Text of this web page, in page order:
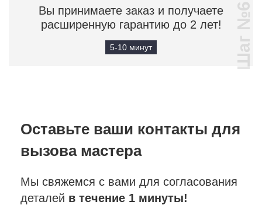
Вы принимаете заказ и получаете
расширенную гарантию до 2 лет!
5-10 минут Шаг №6
Оставьте ваши контакты для
вызова мастера
Мы свяжемся с вами для согласования
деталей в течение 1 минуты!